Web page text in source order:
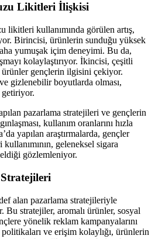
Likitleri İlişkisi
likitleri kullanımında görülen artış,
Birincisi, ürünlerin sunduğu yüksek
yumuşak içim deneyimi. Bu da,
kolaylaştırıyor. İkincisi, çeşitli
gençlerin ilgisini çekiyor.
gizlenebilir boyutlarda olması,
getiriyor.
pazarlama stratejileri ve gençlerin
kullanım oranlarını hızla
yapılan araştırmalarda, gençler
geleneksel sigara
gözlemleniyor.
alan pazarlama stratejileriyle
Bu stratejiler, aromalı ürünler, sosyal
yönelik reklam kampanyalarını
ve erişim kolaylığı, ürünlerin